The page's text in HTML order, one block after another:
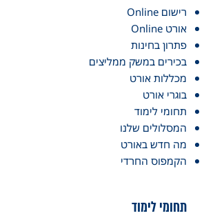
רישום Online
אורט Online
פתרון בחינות
בכירים במשק ממליצים
מכללות אורט
בוגרי אורט
תחומי לימוד
המסלולים שלנו
מה חדש באורט
הקמפוס החרדי
תחומי לימוד